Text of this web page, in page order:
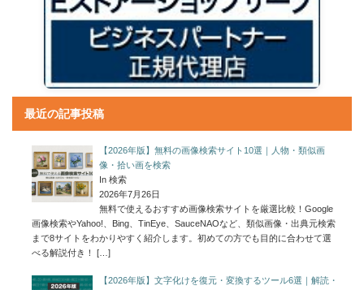
最近の記事投稿
【2026年版】無料の画像検索サイト10選｜人物・類似画
像・拾い画を検索
In 検索
2026年7月26日
無料で使えるおすすめ画像検索サイトを厳選比較！Google
画像検索やYahoo!、Bing、TinEye、SauceNAOなど、類似画像・出典元検索
まで8サイトをわかりやすく紹介します。初めての方でも目的に合わせて選
べる解説付き！
[…]
【2026年版】文字化けを復元・変換するツール6選｜解読・